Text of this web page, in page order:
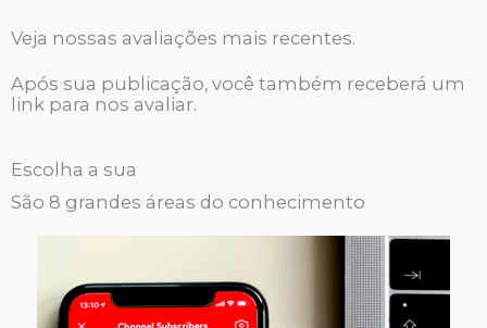
Veja nossas avaliações mais recentes.
Após sua publicação, você também receberá um
link para nos avaliar.
Escolha a sua
São 8 grandes áreas do conhecimento